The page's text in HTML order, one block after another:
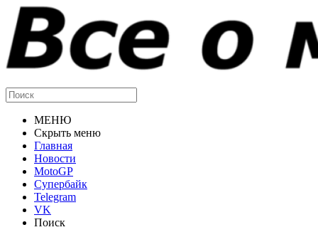
МЕНЮ
Скрыть меню
Главная
Новости
MotoGP
Супербайк
Telegram
VK
Поиск